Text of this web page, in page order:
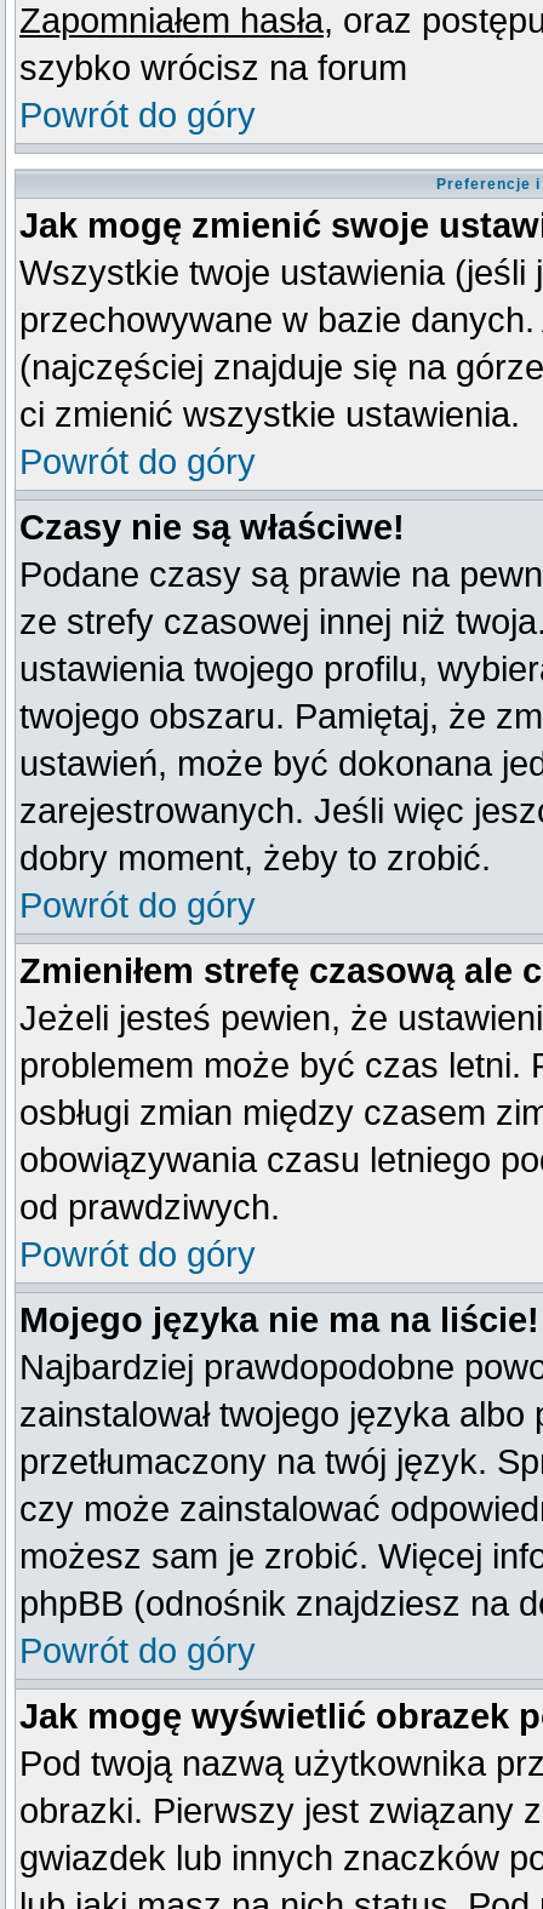
Zapomniałem hasła, oraz
szybko wrócisz na forum
Powrót do góry
Preferencje
Jak mogę zmienić swoje
Wszystkie twoje ustawienia
przechowywane w bazie
(najczęściej znajduje się na
ci zmienić wszystkie ustawienia.
Powrót do góry
Czasy nie są właściwe!
Podane czasy są prawie na
ze strefy czasowej innej niż
ustawienia twojego profilu,
twojego obszaru. Pamiętaj, że
ustawień, może być dokonana
zarejestrowanych. Jeśli więc
dobry moment, żeby to zrobić.
Powrót do góry
Zmieniłem strefę czasową ale
Jeżeli jesteś pewien, że
problemem może być czas letni.
osbługi zmian między czasem
obowiązywania czasu letniego
od prawdziwych.
Powrót do góry
Mojego języka nie ma na liście!
Najbardziej prawdopodobne
zainstalował twojego języka
przetłumaczony na twój język.
czy może zainstalować
możesz sam je zrobić. Więcej
phpBB (odnośnik znajdziesz na
Powrót do góry
Jak mogę wyświetlić obrazek
Pod twoją nazwą użytkownika
obrazki. Pierwszy jest związany
gwiazdek lub innych znaczków